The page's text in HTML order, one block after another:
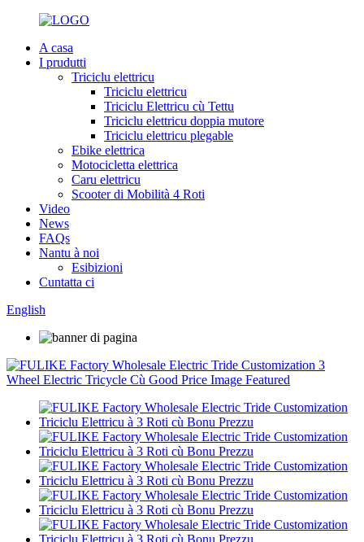
A casa
I prudutti
Triciclu elettricu
Triciclu elettricu
Triciclu Elettricu cù Tettu
Triciclu elettricu doppia mutore
Triciclu elettricu plegable
Ebike elettrica
Motocicletta elettrica
Caru elettricu
Scooter di Mobilità 4 Roti
Video
News
FAQs
Nantu à noi
Esibizioni
Cuntatta ci
English